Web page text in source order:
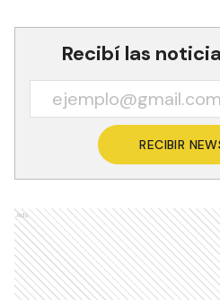
Recibí las
RECIBIR
Ads